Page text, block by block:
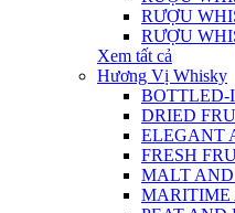
RƯỢU
RƯỢU
Xem tất cả
Hương Vị Whisky
BOTTLED-
DRIED
ELEGANT
FRESH
MALT
MARITIME